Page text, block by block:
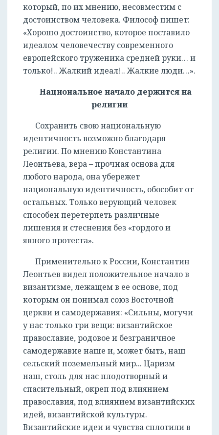
который, по их мнению, несовместим с
достоинством человека. Философ пишет:
«Хорошо достоинство, которое поставило
идеалом человечеству современного
европейского труженика средней руки… и
только!.. Жалкий идеал!.. Жалкие люди…».
Национальное начало держится на
религии
Сохранить свою национальную
идентичность возможно благодаря
религии. По мнению Константина
Леонтьева, вера – прочная основа для
любого народа, она убережет
национальную идентичность, обособит от
остальных. Только верующий человек
способен перетерпеть различные
лишения и стеснения без «гордого и
явного протеста».
Применительно к России, Константин
Леонтьев видел положительное начало в
византизме, лежащем в ее основе, под
которым он понимал союз Восточной
церкви и самодержавия: «Сильны, могучи
у нас только три вещи: византийское
православие, родовое и безграничное
самодержавие наше и, может быть, наш
сельский поземельный мир... Царизм
наш, столь для нас плодотворный и
спасительный, окреп под влиянием
православия, под влиянием византийских
идей, византийской культуры.
Византийские идеи и чувства сплотили в